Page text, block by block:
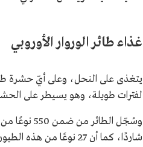
غذاء طائر الوروار الأوروبي
يتغذى على النحل، وعلى أيّ حشرة
لفترات طويلة، وهو يسيطر على